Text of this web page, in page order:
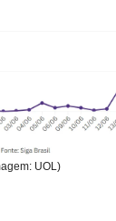
UOL)